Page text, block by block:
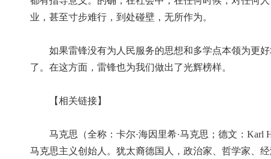
业，甚至寸步难行，到处碰壁，无所作为。
如果雷锋没有为人民服务的思想和多学点本领为更好
了。在这方面，雷锋也为我们做出了光辉榜样。
【相关链接】
马克思（全称：卡尔·海因里希·马克思；德文：Karl
马克思主义创始人。犹太裔德国人，政治家、哲学家、